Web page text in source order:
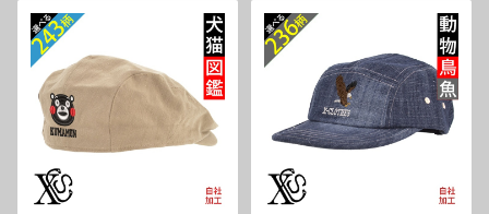
バスケ テニス 誕生日 クリスマ
ス ori-a-cap68-b08-s
8-b09-s